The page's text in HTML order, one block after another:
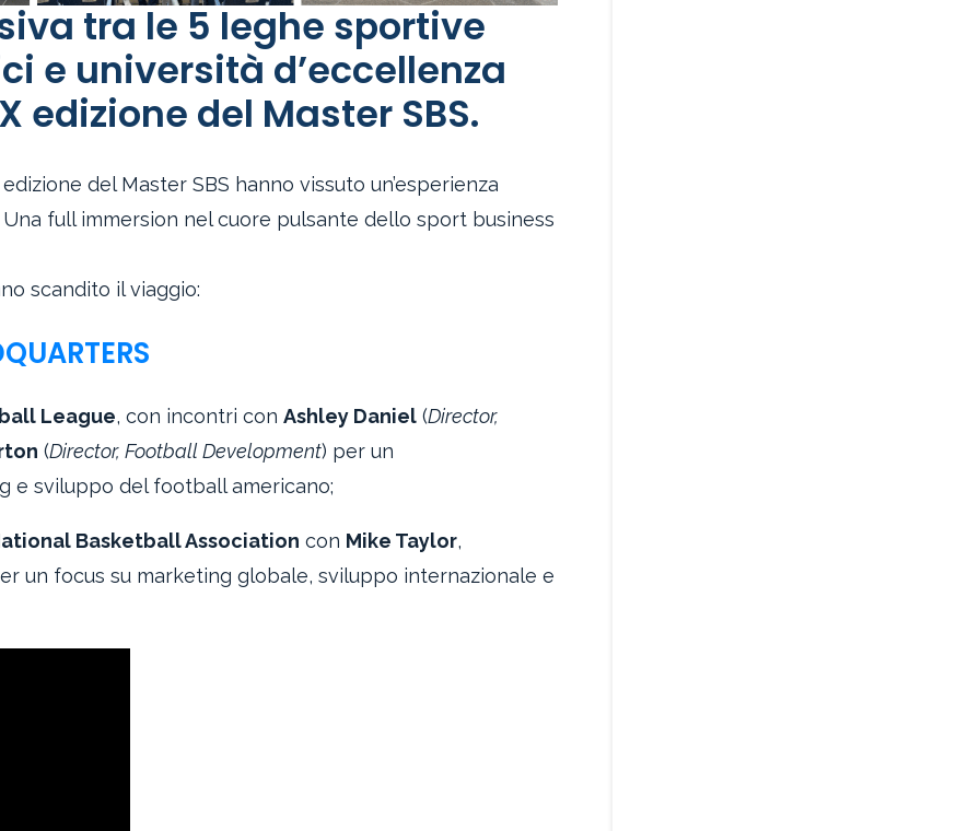
tra le 5 leghe sportive
e università d’eccellenza
edizione del Master SBS.
del Master SBS hanno vissuto un’esperienza
full immersion nel cuore pulsante dello sport business
scandito il viaggio:
League, con incontri conAshley Daniel (Director,
(Director, Football Development) per un
e sviluppo del football americano;
Basketball Association con Mike Taylor,
un focus su marketing globale, sviluppo internazionale e